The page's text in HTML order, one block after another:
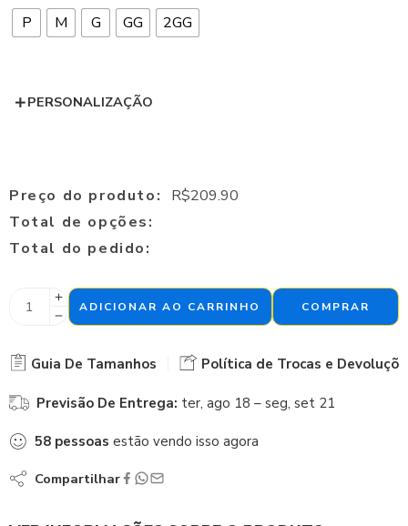
P M G GG 2GG
PERSONALIZAÇÃO
Preço do produto: R$209.90
Total de opções:
Total do pedido:
ADICIONAR AO CARRINHO COMPRAR
Guia De Tamanhos Política de Trocas e
Previsão De Entrega: ter, ago 18 – seg, set 21
58 pessoas estão vendo isso agora
Compartilhar